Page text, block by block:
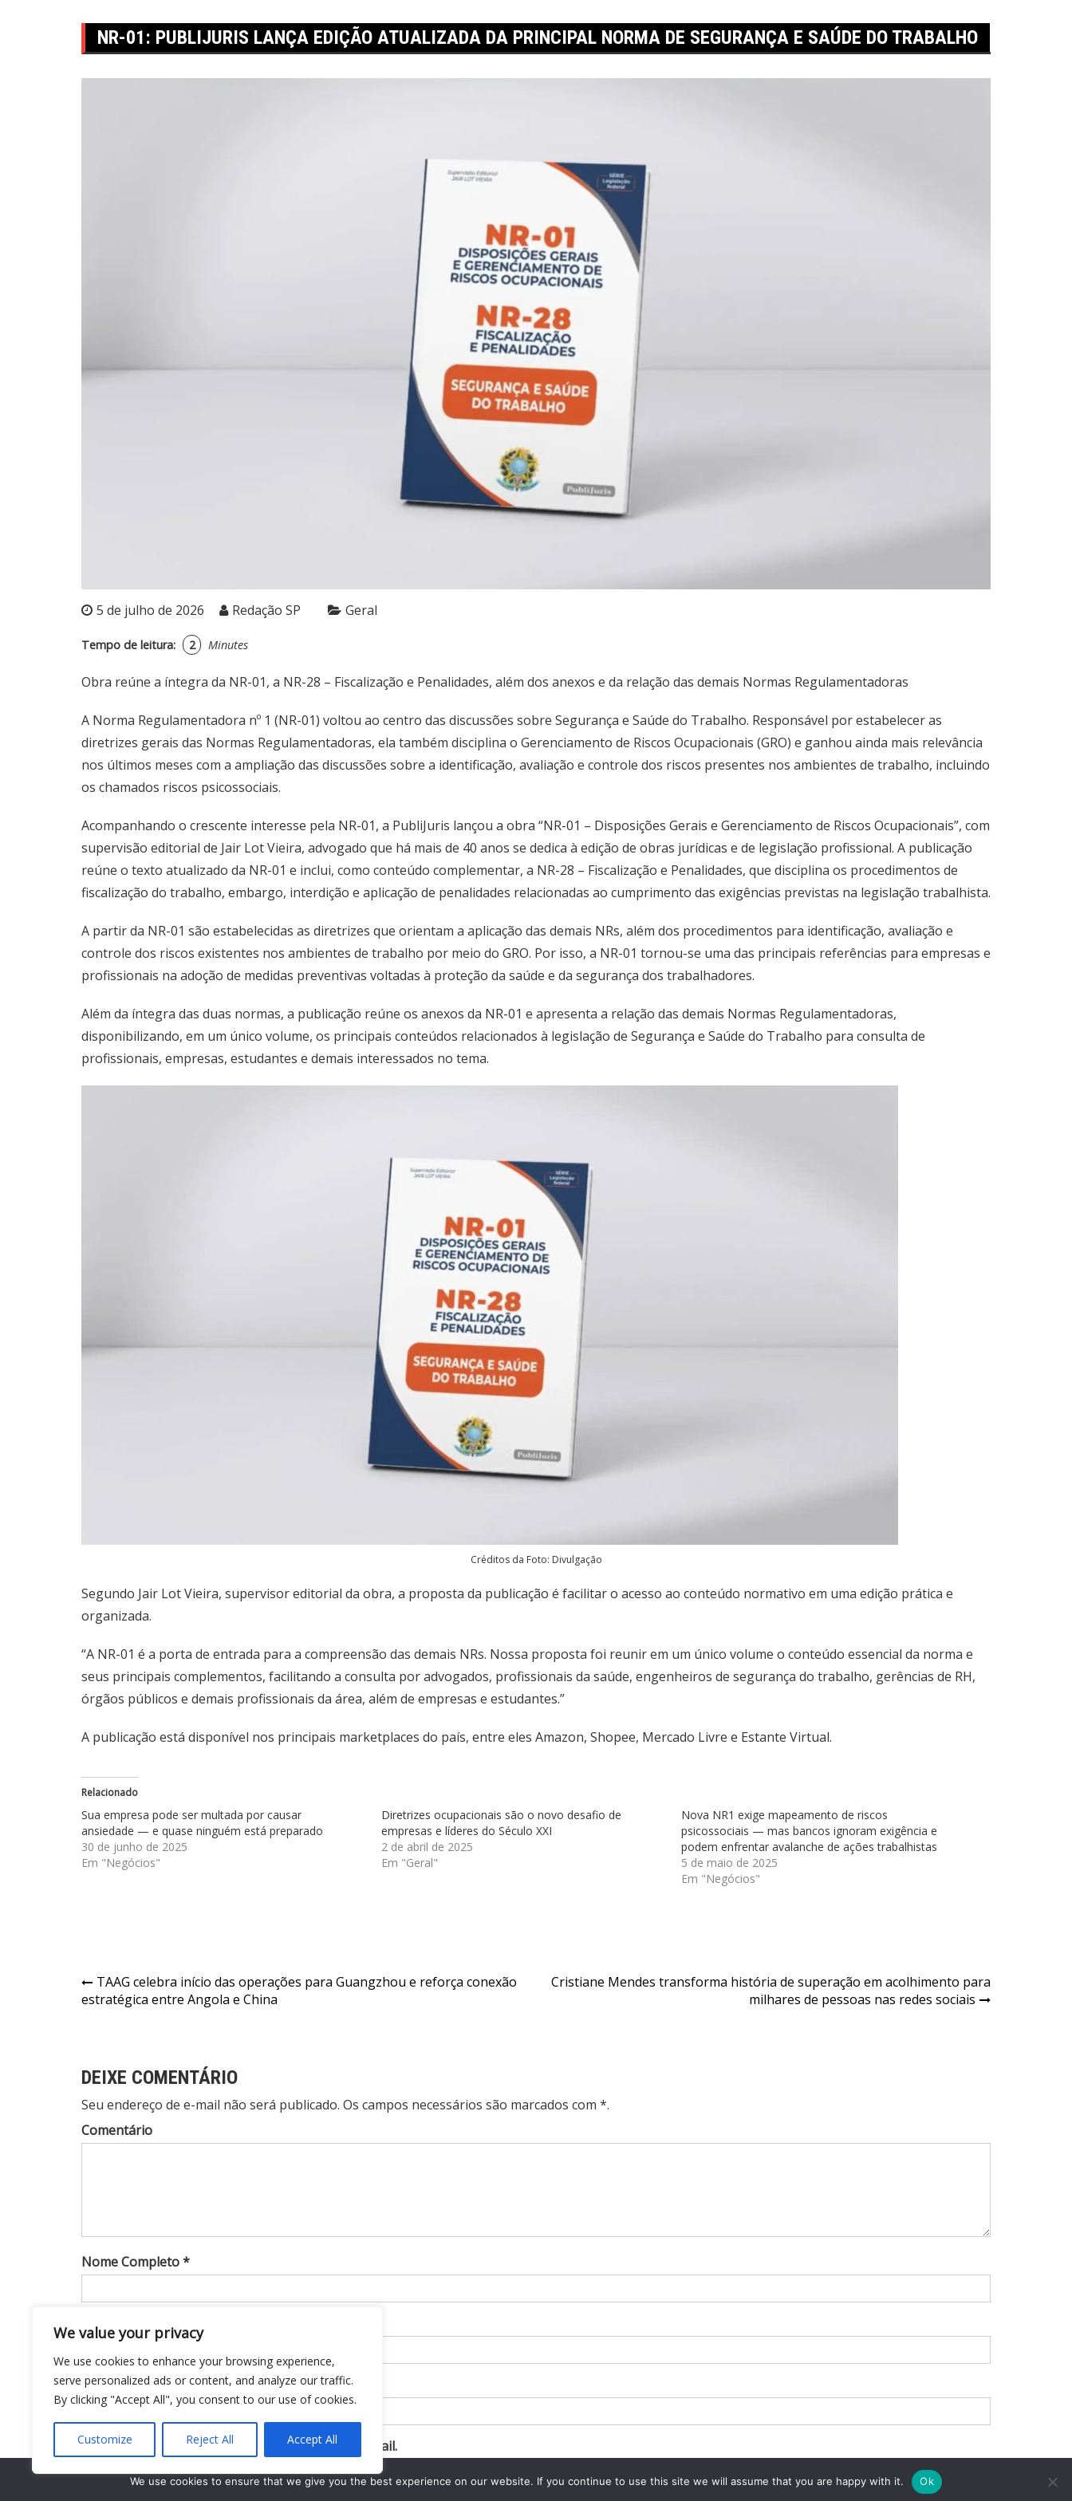
We value your privacy
We use cookies to enhance your browsing experience,
serve personalized ads or content, and analyze our traffic.
By clicking "Accept All", you consent to our use of cookies.
Customize Reject All Accept All
NR-01: PUBLIJURIS LANÇA EDIÇÃO ATUALIZADA DA PRINCIPAL NORMA DE SEGURANÇA E SAÚDE DO TRABALHO
5 de julho de 2026 Redação SP Geral
Tempo de leitura: 2 Minutes
Obra reúne a íntegra da NR-01, a NR-28 – Fiscalização e Penalidades, além dos anexos e da relação das demais Normas Regulamentadoras
A Norma Regulamentadora nº 1 (NR-01) voltou ao centro das discussões sobre Segurança e Saúde do Trabalho. Responsável por estabelecer as
diretrizes gerais das Normas Regulamentadoras, ela também disciplina o Gerenciamento de Riscos Ocupacionais (GRO) e ganhou ainda mais relevância
nos últimos meses com a ampliação das discussões sobre a identificação, avaliação e controle dos riscos presentes nos ambientes de trabalho, incluindo
os chamados riscos psicossociais.
Acompanhando o crescente interesse pela NR-01, a PubliJuris lançou a obra “NR-01 – Disposições Gerais e Gerenciamento de Riscos Ocupacionais”, com
supervisão editorial de Jair Lot Vieira, advogado que há mais de 40 anos se dedica à edição de obras jurídicas e de legislação profissional. A publicação
reúne o texto atualizado da NR-01 e inclui, como conteúdo complementar, a NR-28 – Fiscalização e Penalidades, que disciplina os procedimentos de
fiscalização do trabalho, embargo, interdição e aplicação de penalidades relacionadas ao cumprimento das exigências previstas na legislação trabalhista.
A partir da NR-01 são estabelecidas as diretrizes que orientam a aplicação das demais NRs, além dos procedimentos para identificação, avaliação e
controle dos riscos existentes nos ambientes de trabalho por meio do GRO. Por isso, a NR-01 tornou-se uma das principais referências para empresas e
profissionais na adoção de medidas preventivas voltadas à proteção da saúde e da segurança dos trabalhadores.
Além da íntegra das duas normas, a publicação reúne os anexos da NR-01 e apresenta a relação das demais Normas Regulamentadoras,
disponibilizando, em um único volume, os principais conteúdos relacionados à legislação de Segurança e Saúde do Trabalho para consulta de
profissionais, empresas, estudantes e demais interessados no tema.
Créditos da Foto: Divulgação
Segundo Jair Lot Vieira, supervisor editorial da obra, a proposta da publicação é facilitar o acesso ao conteúdo normativo em uma edição prática e
organizada.
“A NR-01 é a porta de entrada para a compreensão das demais NRs. Nossa proposta foi reunir em um único volume o conteúdo essencial da norma e
seus principais complementos, facilitando a consulta por advogados, profissionais da saúde, engenheiros de segurança do trabalho, gerências de RH,
órgãos públicos e demais profissionais da área, além de empresas e estudantes.”
A publicação está disponível nos principais marketplaces do país, entre eles Amazon, Shopee, Mercado Livre e Estante Virtual.
Relacionado
Sua empresa pode ser multada por causar
ansiedade — e quase ninguém está preparado
30 de junho de 2025
Em "Negócios"
Diretrizes ocupacionais são o novo desafio de
empresas e líderes do Século XXI
2 de abril de 2025
Em "Geral"
Nova NR1 exige mapeamento de riscos
psicossociais — mas bancos ignoram exigência e
podem enfrentar avalanche de ações trabalhistas
5 de maio de 2025
Em "Negócios"
Navegação
de
TAAG celebra início das operações para Guangzhou e reforça conexão
estratégica entre Angola e China
Cristiane Mendes transforma história de superação em acolhimento para
milhares de pessoas nas redes sociais
DEIXE COMENTÁRIO
Seu endereço de e-mail não será publicado. Os campos necessários são marcados com *.
Comentário
Nome Completo *
Endereço de e-mail*
Site
Notifique-me sobre novos comentários por e-mail.
Notifique-me sobre novas publicações por e-mail.
We use cookies to ensure that we give you the best experience on our website. If you continue to use this site we will assume that you are happy with it. Ok